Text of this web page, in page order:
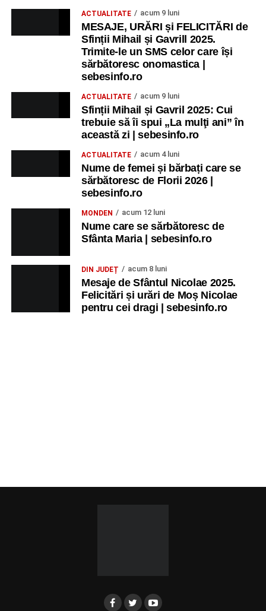
ACTUALITATE acum 9 luni
MESAJE, URĂRI și FELICITĂRI de
Sfinții Mihail și Gavrill 2025.
Trimite-le un SMS celor care își
sărbătoresc onomastica |
sebesinfo.ro
ACTUALITATE acum 9 luni
Sfinții Mihail și Gavril 2025: Cui
trebuie să îi spui „La mulţi ani” în
această zi | sebesinfo.ro
ACTUALITATE acum 4 luni
Nume de femei și bărbați care se
sărbătoresc de Florii 2026 |
sebesinfo.ro
MONDEN acum 12 luni
Nume care se sărbătoresc de
Sfânta Maria | sebesinfo.ro
DIN JUDEȚ acum 8 luni
Mesaje de Sfântul Nicolae 2025.
Felicitări și urări de Moș Nicolae
pentru cei dragi | sebesinfo.ro